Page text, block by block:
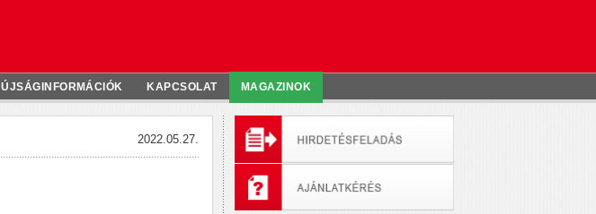
ÚJSÁGINFORMÁCIÓK KAPCSOLAT MAGAZINOK
2022.05.27.